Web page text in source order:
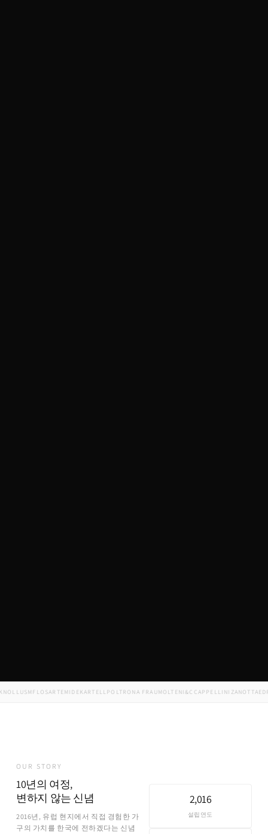
USMFLOSARTEMIDEKARTELL POLTRONA FRAUMOLTENI&CCAPPELLINIZANOTTA EDRA
OUR STORY
10년의 여정,
변하지 않는 신념
2016년, 유럽 현지에서 직접 경험한 가
구의 가치를 한국에 전하겠다는 신념
2,016
설립연도